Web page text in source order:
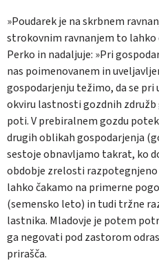
»Poudarek je na skrbnem
strokovnim ravnanjem to lahko
Perko in nadaljuje: »Pri
nas poimenovanem in
gospodarjenju težimo, da se pri
okviru lastnosti gozdnih
poti. V prebiralnem gozdu
drugih oblikah gospodarjenja
sestoje obnavljamo takrat, ko
obdobje zrelosti
lahko čakamo na primerne
(semensko leto) in tudi tržne
lastnika. Mladovje je potem
ga negovati pod zastorom
prirašča.